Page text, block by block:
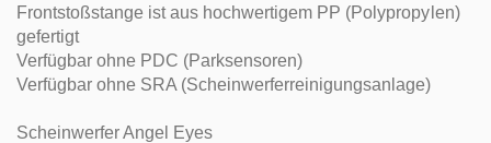
Frontstoßstange ist aus hochwertigem PP (Polypropylen)
gefertigt
Verfügbar ohne PDC (Parksensoren)
Verfügbar ohne SRA (Scheinwerferreinigungsanlage)
Scheinwerfer Angel Eyes